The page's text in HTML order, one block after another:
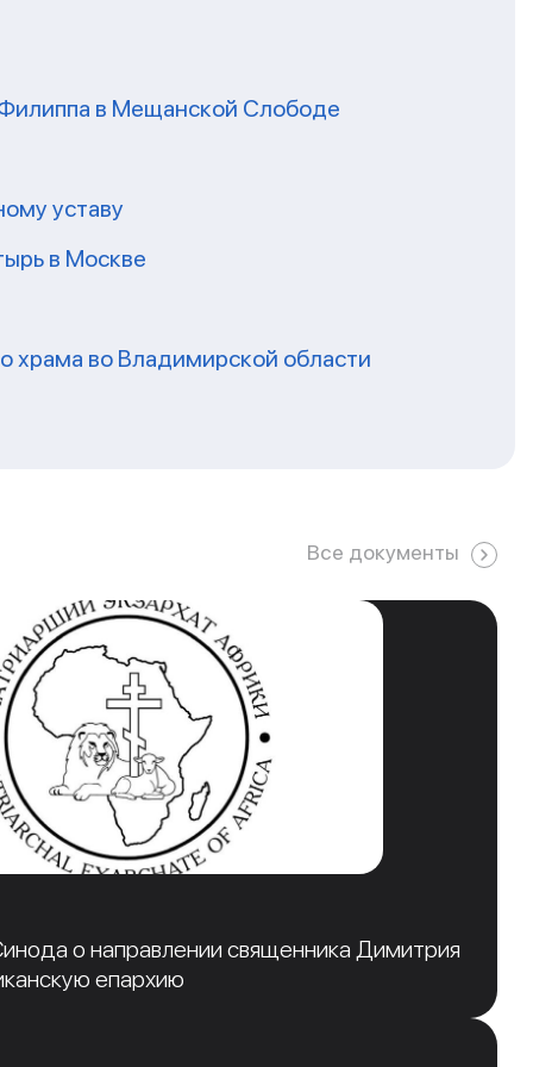
в Мещанской Слободе
уставу
в Москве
храма во Владимирской области
Все документы
о направлении священника Димитрия
епархию